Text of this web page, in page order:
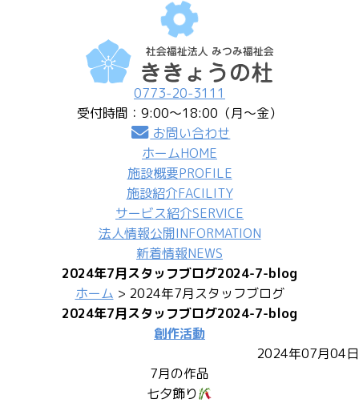
0773-20-3111
受付時間：9:00〜18:00（月〜金）
お問い合わせ
ホームHOME
施設概要PROFILE
施設紹介FACILITY
サービス紹介SERVICE
法人情報公開INFORMATION
新着情報NEWS
2024年7月スタッフブログ2024-7-blog
ホーム > 2024年7月スタッフブログ
2024年7月スタッフブログ2024-7-blog
創作活動
2024年07月04日
7月の作品
七夕飾り